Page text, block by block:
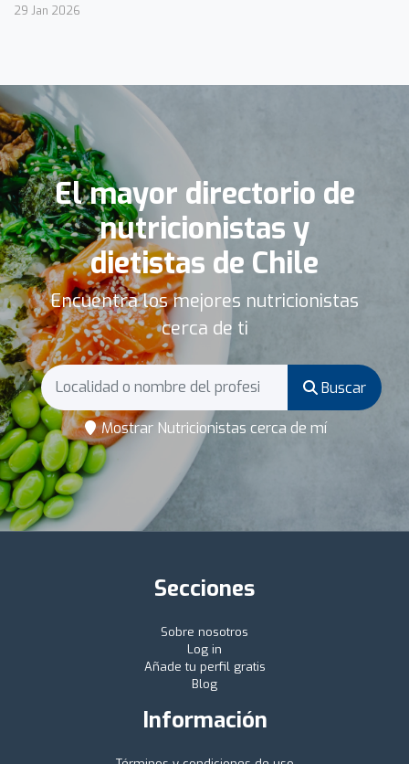
29 Jan 2026
El mayor directorio de
nutricionistas y
dietistas de Chile
Encuentra los mejores nutricionistas
cerca de ti
Buscar
Mostrar Nutricionistas cerca de mí
Secciones
Sobre nosotros
Log in
Añade tu perfil gratis
Blog
Información